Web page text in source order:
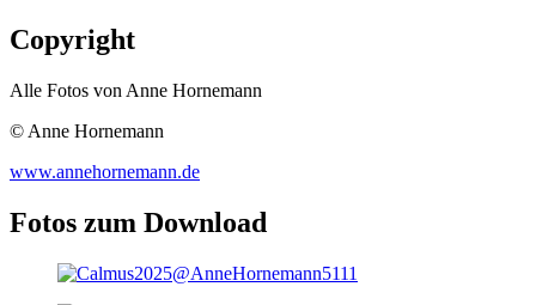
Copyright
Alle Fotos von Anne Hornemann
© Anne Hornemann
www.annehornemann.de
Fotos zum Download